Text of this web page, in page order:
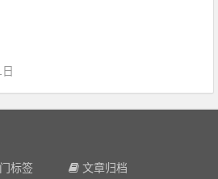
标签
文章归档